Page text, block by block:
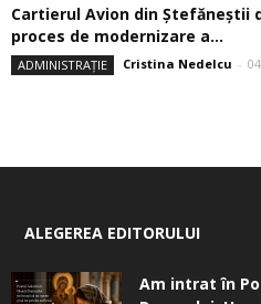
Cartierul Avion din Ştefăneştii
proces de modernizare a...
ADMINISTRAȚIE Cristina Nedelcu -
ALEGEREA EDITORULUI
Am intrat în